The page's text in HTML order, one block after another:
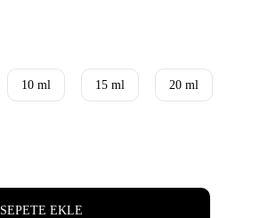
10 ml 15 ml 20 ml
SEPETE EKLE